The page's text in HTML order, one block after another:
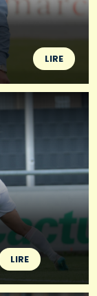
LIRE
LIRE